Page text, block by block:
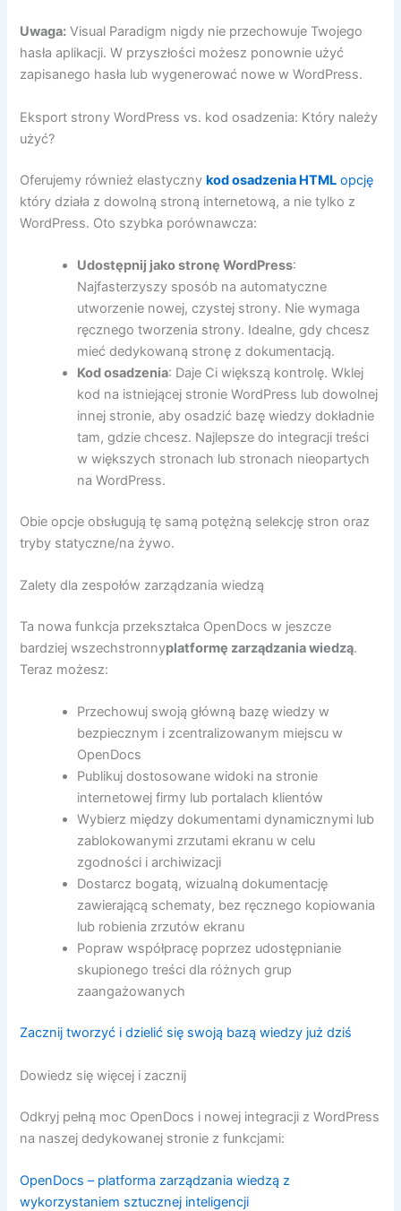
Uwaga: Visual Paradigm nigdy nie przechowuje Twojego
hasła aplikacji. W przyszłości możesz ponownie użyć
zapisanego hasła lub wygenerować nowe w WordPress.
Eksport strony WordPress vs. kod osadzenia: Który należy
użyć?
Oferujemy również elastycznykod osadzenia HTML opcję
który działa z dowolną stroną internetową, a nie tylko z
WordPress. Oto szybka porównawcza:
Udostępnij jako stronę WordPress:
Najfasterzyszy sposób na automatyczne
utworzenie nowej, czystej strony. Nie wymaga
ręcznego tworzenia strony. Idealne, gdy chcesz
mieć dedykowaną stronę z dokumentacją.
Kod osadzenia: Daje Ci większą kontrolę. Wklej
kod na istniejącej stronie WordPress lub dowolnej
innej stronie, aby osadzić bazę wiedzy dokładnie
tam, gdzie chcesz. Najlepsze do integracji treści
w większych stronach lub stronach nieopartych
na WordPress.
Obie opcje obsługują tę samą potężną selekcję stron oraz
tryby statyczne/na żywo.
Zalety dla zespołów zarządzania wiedzą
Ta nowa funkcja przekształca OpenDocs w jeszcze
bardziej wszechstronnyplatformę zarządzania wiedzą.
Teraz możesz:
Przechowuj swoją główną bazę wiedzy w
bezpiecznym i zcentralizowanym miejscu w
OpenDocs
Publikuj dostosowane widoki na stronie
internetowej firmy lub portalach klientów
Wybierz między dokumentami dynamicznymi lub
zablokowanymi zrzutami ekranu w celu
zgodności i archiwizacji
Dostarcz bogatą, wizualną dokumentację
zawierającą schematy, bez ręcznego kopiowania
lub robienia zrzutów ekranu
Popraw współpracę poprzez udostępnianie
skupionego treści dla różnych grup
zaangażowanych
Zacznij tworzyć i dzielić się swoją bazą wiedzy już dziś
Dowiedz się więcej i zacznij
Odkryj pełną moc OpenDocs i nowej integracji z WordPress
na naszej dedykowanej stronie z funkcjami:
OpenDocs – platforma zarządzania wiedzą z
wykorzystaniem sztucznej inteligencji